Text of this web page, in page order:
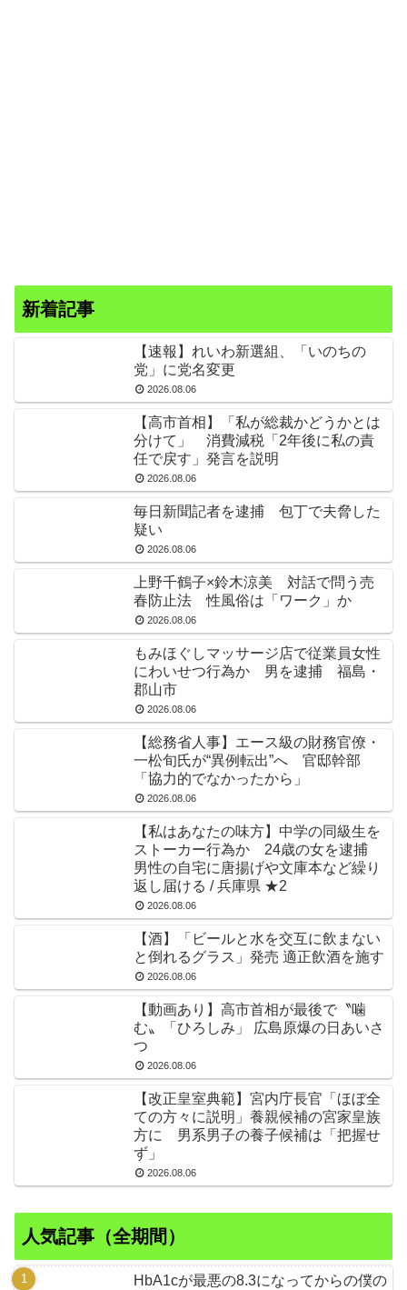
新着記事
【速報】れいわ新選組、「いのちの
党」に党名変更
2026.08.06
【高市首相】「私が総裁かどうかとは
分けて」 消費減税「2年後に私の責
任で戻す」発言を説明
2026.08.06
毎日新聞記者を逮捕 包丁で夫脅した
疑い
2026.08.06
上野千鶴子×鈴木涼美 対話で問う売
春防止法 性風俗は「ワーク」か
2026.08.06
もみほぐしマッサージ店で従業員女性
にわいせつ行為か 男を逮捕 福島・
郡山市
2026.08.06
【総務省人事】エース級の財務官僚・
一松旬氏が“異例転出”へ 官邸幹部
「協力的でなかったから」
2026.08.06
【私はあなたの味方】中学の同級生を
ストーカー行為か 24歳の女を逮捕
男性の自宅に唐揚げや文庫本など繰り
返し届ける / 兵庫県 ★2
2026.08.06
【酒】「ビールと水を交互に飲まない
と倒れるグラス」発売 適正飲酒を施す
2026.08.06
【動画あり】高市首相が最後で〝噛
む〟「ひろしみ」 広島原爆の日あいさ
つ
2026.08.06
【改正皇室典範】宮内庁長官「ほぼ全
ての方々に説明」養親候補の宮家皇族
方に 男系男子の養子候補は「把握せ
ず」
2026.08.06
人気記事（全期間）
HbA1cが最悪の8.3になってからの僕の